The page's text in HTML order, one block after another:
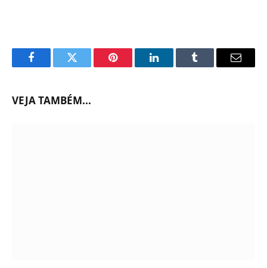
FacebookTwitter Pinterest LinkedInTumblr Email
VEJA TAMBÉM...